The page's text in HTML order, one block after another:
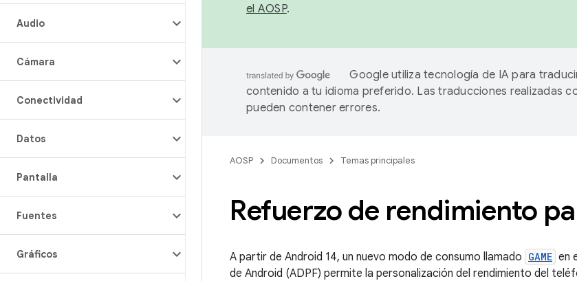
Audio
Cámara
Conectividad
Datos
Pantalla
Fuentes
Gráficos
el AOSP.
Google utiliza tecnología de IA para
contenido a tu idioma preferido. Las traducciones realizadas
pueden contener errores.
AOSP Documentos Temas principales
Refuerzo de rendimiento
A partir de Android 14, un nuevo modo de consumo llamado GAME en
de Android (ADPF) permite la personalización del rendimiento del